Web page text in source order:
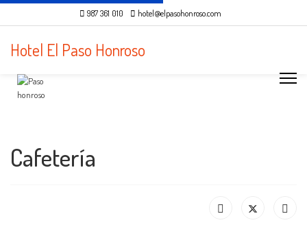
987 361 010 hotel@elpasohonroso.com
Hotel El Paso Honroso
Cafetería